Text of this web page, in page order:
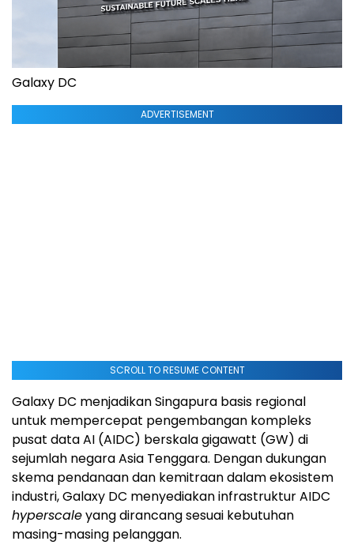
Galaxy DC
ADVERTISEMENT
SCROLL TO RESUME CONTENT
Galaxy DC menjadikan Singapura basis regional
untuk mempercepat pengembangan kompleks
pusat data AI (AIDC) berskala gigawatt (GW) di
sejumlah negara Asia Tenggara. Dengan dukungan
skema pendanaan dan kemitraan dalam ekosistem
industri, Galaxy DC menyediakan infrastruktur AIDC
hyperscaleyang dirancang sesuai kebutuhan
masing-masing pelanggan.